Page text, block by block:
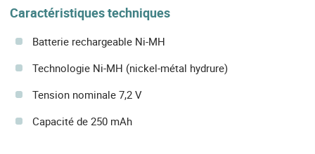
Caractéristiques techniques
Batterie rechargeable Ni-MH
Technologie Ni-MH (nickel-métal hydrure)
Tension nominale 7,2 V
Capacité de 250 mAh